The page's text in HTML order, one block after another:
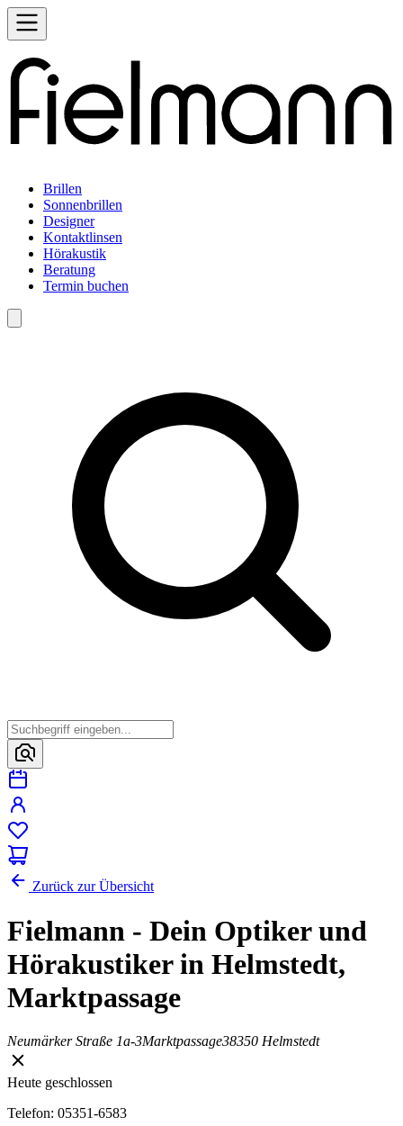
Brillen
Sonnenbrillen
Designer
Kontaktlinsen
Hörakustik
Beratung
Termin buchen
Zurück zur Übersicht
Fielmann - Dein Optiker und
Hörakustiker in Helmstedt,
Marktpassage
Neumärker Straße 1a-3Marktpassage38350 Helmstedt
Heute geschlossen
Telefon: 05351-6583